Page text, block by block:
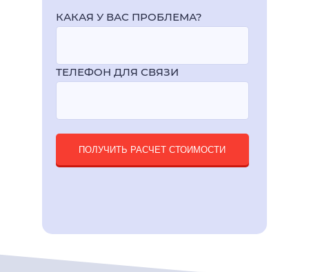
КАКАЯ У ВАС ПРОБЛЕМА?
ТЕЛЕФОН ДЛЯ СВЯЗИ
ПОЛУЧИТЬ РАСЧЕТ СТОИМОСТИ